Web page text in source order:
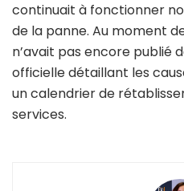
continuait à fonctionner
de la panne. Au moment
n’avait pas encore publié
officielle détaillant les
un calendrier de
services.